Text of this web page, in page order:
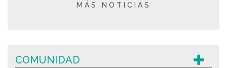
MÁS NOTICIAS
COMUNIDAD